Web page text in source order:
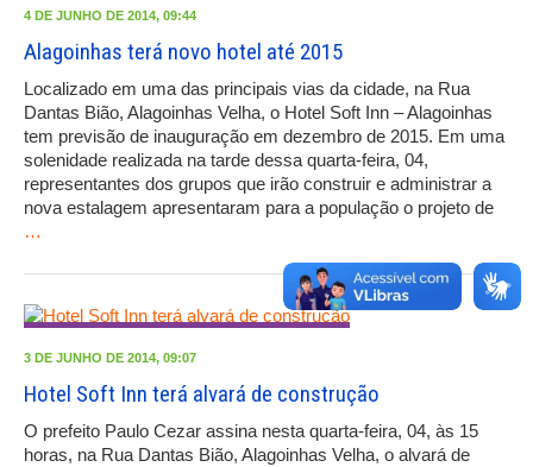
4 DE JUNHO DE 2014, 09:44
Alagoinhas terá novo hotel até 2015
Localizado em uma das principais vias da cidade, na Rua
Dantas Bião, Alagoinhas Velha, o Hotel Soft Inn – Alagoinhas
tem previsão de inauguração em dezembro de 2015. Em uma
solenidade realizada na tarde dessa quarta-feira, 04,
representantes dos grupos que irão construir e administrar a
nova estalagem apresentaram para a população o projeto de
…
3 DE JUNHO DE 2014, 09:07
Hotel Soft Inn terá alvará de construção
O prefeito Paulo Cezar assina nesta quarta-feira, 04, às 15
horas, na Rua Dantas Bião, Alagoinhas Velha, o alvará de